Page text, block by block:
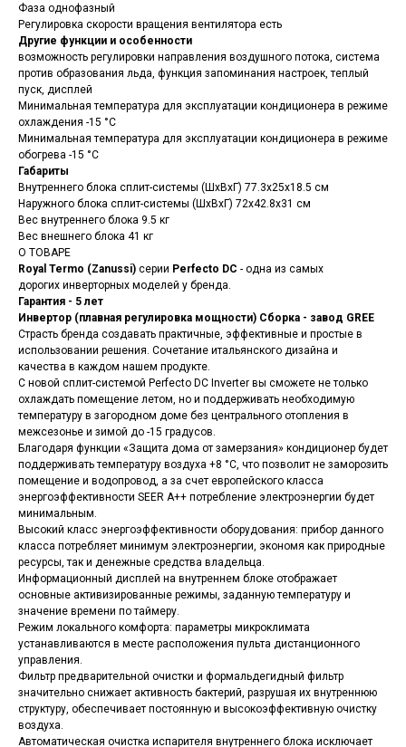
Фаза однофазный
Регулировка скорости вращения вентилятора есть
Другие функции и особенности
возможность регулировки направления воздушного потока, система
против образования льда, функция запоминания настроек, теплый
пуск, дисплей
Минимальная температура для эксплуатации кондиционера в режиме
охлаждения -15 °С
Минимальная температура для эксплуатации кондиционера в режиме
обогрева -15 °С
Габариты
Внутреннего блока сплит-системы (ШxВxГ) 77.3x25x18.5 см
Наружного блока сплит-системы (ШxВxГ) 72x42.8x31 см
Вес внутреннего блока 9.5 кг
Вес внешнего блока 41 кг
О ТОВАРЕ
Royal Termo (Zanussi) серии Perfecto DC - одна из самых
дорогих инверторных моделей у бренда.
Гарантия - 5 лет
Инвертор (плавная регулировка мощности) Сборка - завод GREE
Страсть бренда создавать практичные, эффективные и простые в
использовании решения. Сочетание итальянского дизайна и
качества в каждом нашем продукте.
С новой сплит-системой Perfecto DC Inverter вы сможете не только
охлаждать помещение летом, но и поддерживать необходимую
температуру в загородном доме без центрального отопления в
межсезонье и зимой до -15 градусов.
Благодаря функции «Защита дома от замерзания» кондиционер будет
поддерживать температуру воздуха +8 °С, что позволит не заморозить
помещение и водопровод, а за счет европейского класса
энергоэффективности SEER A++ потребление электроэнергии будет
минимальным.
Высокий класс энергоэффективности оборудования: прибор данного
класса потребляет минимум электроэнергии, экономя как природные
ресурсы, так и денежные средства владельца.
Информационный дисплей на внутреннем блоке отображает
основные активизированные режимы, заданную температуру и
значение времени по таймеру.
Режим локального комфорта: параметры микроклимата
устанавливаются в месте расположения пульта дистанционного
управления.
Фильтр предварительной очистки и формальдегидный фильтр
значительно снижает активность бактерий, разрушая их внутреннюю
структуру, обеспечивает постоянную и высокоэффективную очистку
воздуха.
Автоматическая очистка испарителя внутреннего блока исключает